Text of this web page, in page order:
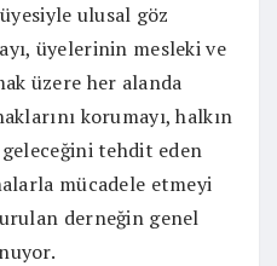
ulusal göz
üyelerinin mesleki ve
üzere her alanda
korumayı, halkın
geleceğini tehdit eden
mücadele etmeyi
derneğin genel